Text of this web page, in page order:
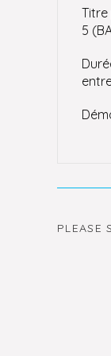
Titre
5
PLEASE